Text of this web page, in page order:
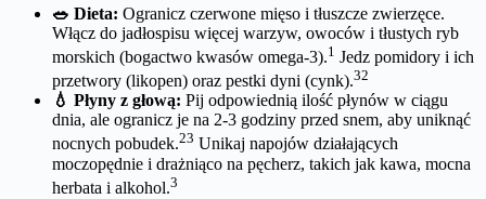
🥗 Dieta: Ogranicz czerwone mięso i tłuszcze zwierzęce.
Włącz do jadłospisu więcej warzyw, owoców i tłustych ryb
morskich (bogactwo kwasów omega-3).1 Jedz pomidory i ich
przetwory (likopen) oraz pestki dyni (cynk).32
💧 Płyny z głową: Pij odpowiednią ilość płynów w ciągu
dnia, ale ogranicz je na 2-3 godziny przed snem, aby uniknąć
nocnych pobudek.23 Unikaj napojów działających
moczopędnie i drażniąco na pęcherz, takich jak kawa, mocna
herbata i alkohol.3